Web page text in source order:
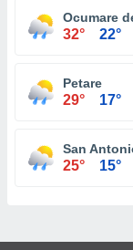
Ocumare
32° 22°
Petare
29° 17°
San
25° 15°